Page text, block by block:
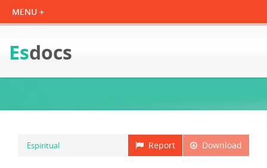
Esdocs
Download
Report
Espiritual